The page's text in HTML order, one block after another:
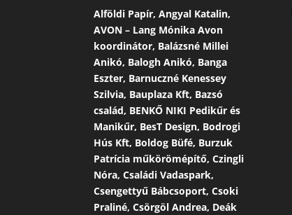
Alföldi Papír, Angyal Katalin,
AVON – Lang Mónika Avon
koordinátor, Balázsné Millei
Anikó, Balogh Anikó, Banga
Eszter, Barnuczné Kenessey
Szilvia, Bauplaza Kft, Bazsó
család, BENKŐ NIKI Pedikűr és
Manikűr, BesT Design, Bodrogi
Hús Kft, Boldog Büfé, Burzuk
Patrícia műkörömépítő, Czingli
Nóra, Családi Vadaspark,
Csengettyű Bábcsoport, Csoki
Praliné, Csörgöl Andrea, Deák